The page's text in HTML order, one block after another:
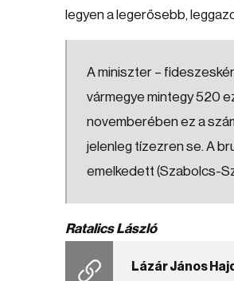
legyen a legerősebb,
A miniszter –
vármegye mintegy 520
novemberében ez a
jelenleg tízezren se. A
emelkedett (Szabolcs-
Ratalics László
Lázár János